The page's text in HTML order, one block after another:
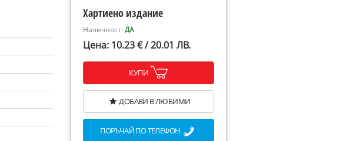
Хартиено издание
Наличност:ДА
Цена: 10.23 € / 20.01 ЛВ.
КУПИ
ДОБАВИ В ЛЮБИМИ
ПОРЪЧАЙ ПО ТЕЛЕФОН